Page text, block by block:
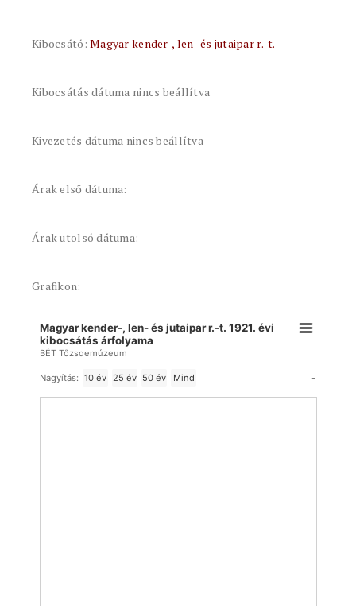
Kibocsátó:Magyar kender-, len- és jutaipar r.-t.
Kibocsátás dátuma nincs beállítva
Kivezetés dátuma nincs beállítva
Árak első dátuma:
Árak utolsó dátuma:
Grafikon:
Magyar kender-, len- és jutaipar r.-t. 1921. évi
kibocsátás árfolyama
BÉT Tőzsdemúzeum
Nagyítás: 10 év 25 év 50 év Mind -